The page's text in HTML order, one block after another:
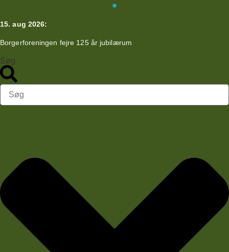
15. aug 2026:
Borgerforeningen fejre 125 år jubilærum
Søg